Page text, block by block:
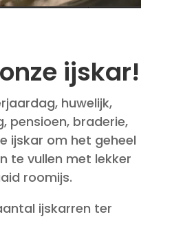
ijskar!
huwelijk,
pensioen, braderie,
ijskar om het geheel
te vullen met lekker
roomijs.
ijskarren ter